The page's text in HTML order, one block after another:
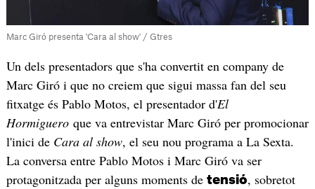
Marc Giró presenta 'Cara al show' / Gtres
Un dels presentadors que s'ha convertit en company de
Marc Giró i que no creiem que sigui massa fan del seu
fitxatge és Pablo Motos, el presentador d'El
Hormiguero que va entrevistar Marc Giró per promocionar
l'inici de Cara al show, el seu nou programa a La Sexta.
La conversa entre Pablo Motos i Marc Giró va ser
protagonitzada per alguns moments de tensió, sobretot